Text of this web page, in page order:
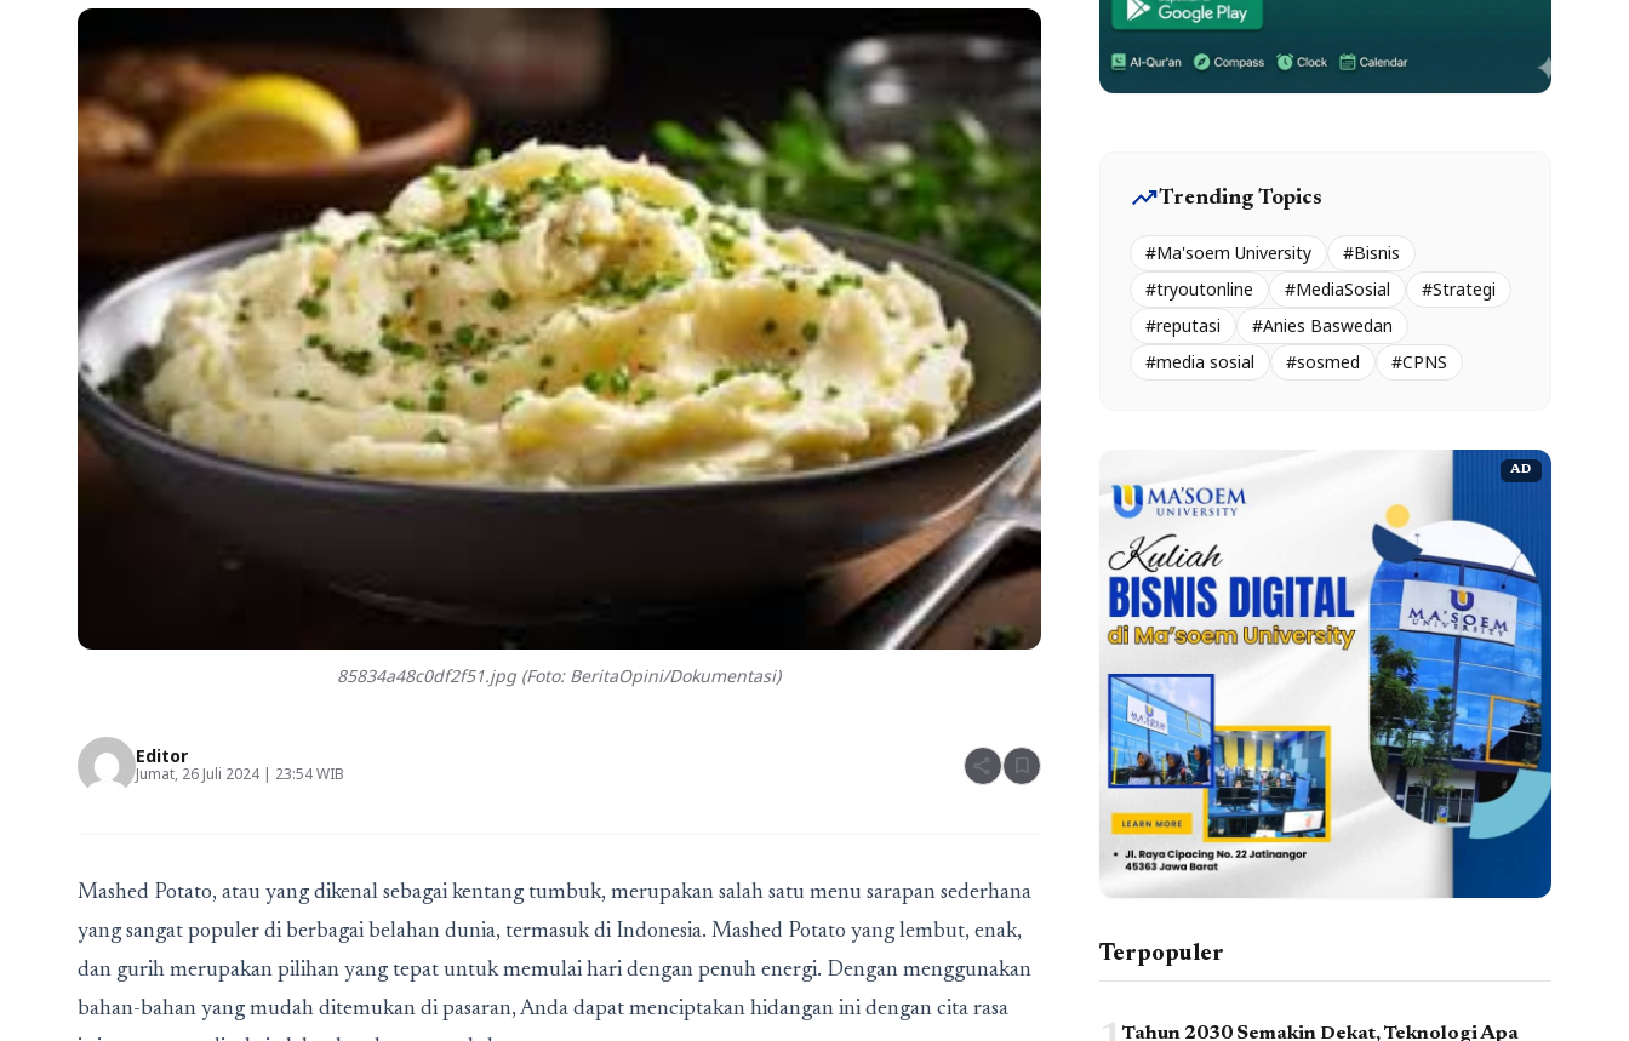
85834a48c0df2f51.jpg (Foto: BeritaOpini/Dokumentasi)
Editor
Jumat, 26 Juli 2024 | 23:54 WIB share bookmark
Mashed Potato, atau yang dikenal sebagai kentang tumbuk, merupakan salah satu menu sarapan sederhana
yang sangat populer di berbagai belahan dunia, termasuk di Indonesia. Mashed Potato yang lembut, enak,
dan gurih merupakan pilihan yang tepat untuk memulai hari dengan penuh energi. Dengan menggunakan
bahan-bahan yang mudah ditemukan di pasaran, Anda dapat menciptakan hidangan ini dengan cita rasa
trending_upTrending Topics
#Ma'soem University
#Bisnis
#tryoutonline
#MediaSosial
#Strategi
#reputasi
#Anies Baswedan
#media sosial
#sosmed #CPNS
AD
Terpopuler
Tahun 2030 Semakin Dekat, Teknologi Apa